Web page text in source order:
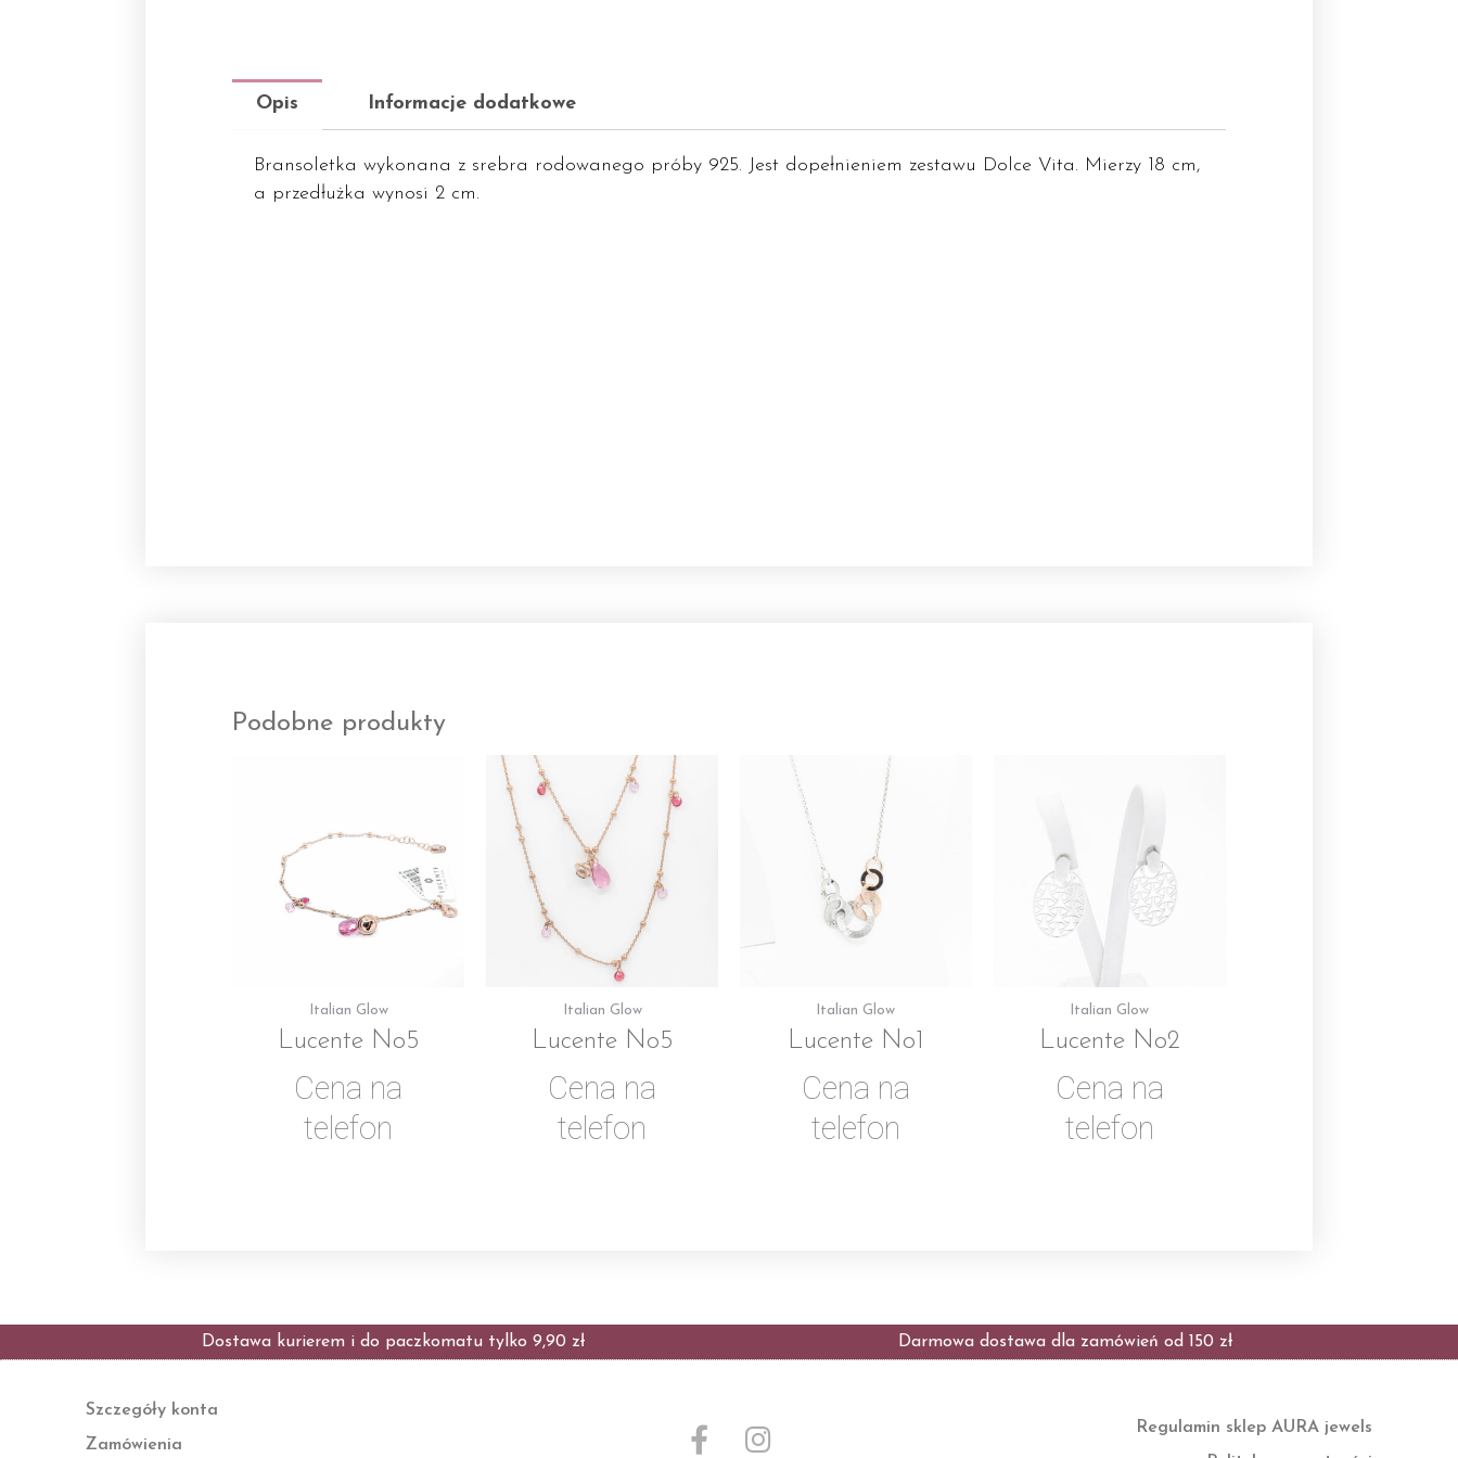
Opis Informacje dodatkowe
Bransoletka wykonana z srebra rodowanego próby 925. Jest dopełnieniem zestawu Dolce Vita. Mierzy 18 cm,
a przedłużka wynosi 2 cm.
Podobne produkty
Italian Glow
Lucente No5
Cena na
telefon
Italian Glow
Lucente No5
Cena na
telefon
Italian Glow
Lucente No1
Cena na
telefon
Italian Glow
Lucente No2
Cena na
telefon
Dostawa kurierem i do paczkomatu tylko 9,90 zł Darmowa dostawa dla zamówień od 150 zł
Szczegóły konta
Zamówienia
F
I
Regulamin sklep AURA jewels